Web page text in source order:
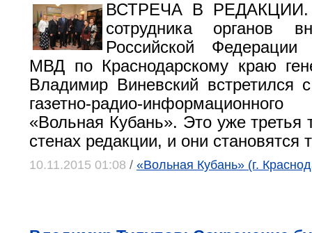
ВСТРЕЧА В РЕДАКЦИИ.
сотрудника органов
Российской
МВД по Краснодарскому краю
Владимир Виневский встретился
газетно-радио-
«Вольная Кубань». Это уже третья
стенах редакции, и они становятся
10.11.2015 01:08 / «Вольная Кубань» (г.